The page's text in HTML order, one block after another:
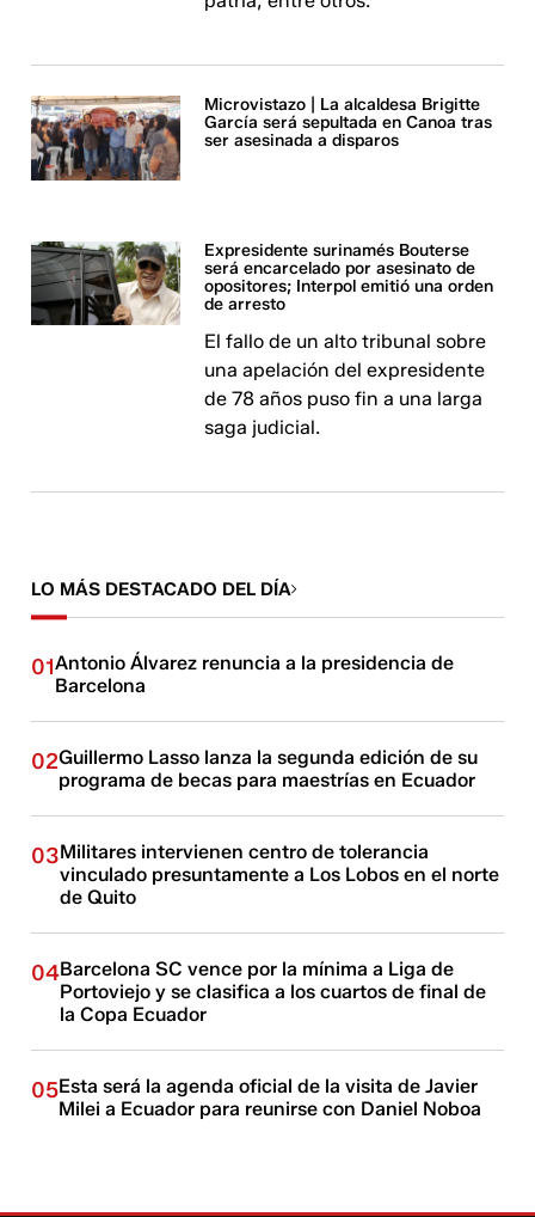
Microvistazo | La alcaldesa Brigitte
García será sepultada en Canoa tras
ser asesinada a disparos
Expresidente surinamés Bouterse
será encarcelado por asesinato de
opositores; Interpol emitió una orden
de arresto
El fallo de un alto tribunal sobre
una apelación del expresidente
de 78 años puso fin a una larga
saga judicial.
LO MÁS DESTACADO DEL DÍA
01Antonio Álvarez renuncia a la presidencia de
Barcelona
02Guillermo Lasso lanza la segunda edición de su
programa de becas para maestrías en Ecuador
03Militares intervienen centro de tolerancia
vinculado presuntamente a Los Lobos en el norte
de Quito
04Barcelona SC vence por la mínima a Liga de
Portoviejo y se clasifica a los cuartos de final de
la Copa Ecuador
05Esta será la agenda oficial de la visita de Javier
Milei a Ecuador para reunirse con Daniel Noboa